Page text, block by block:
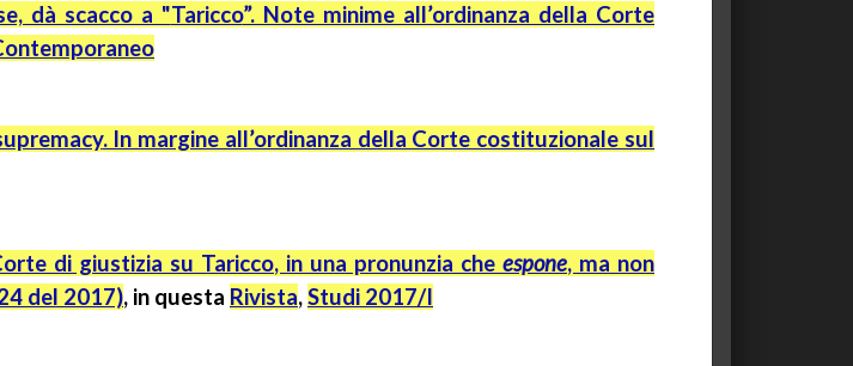
dà scacco a "Taricco”. Note minime all’ordinanza della Corte
. In margine all’ordinanza della Corte costituzionale sul
di giustizia su Taricco, in una pronunzia che espone, ma non
del 2017), in questa Rivista,Studi 2017/I